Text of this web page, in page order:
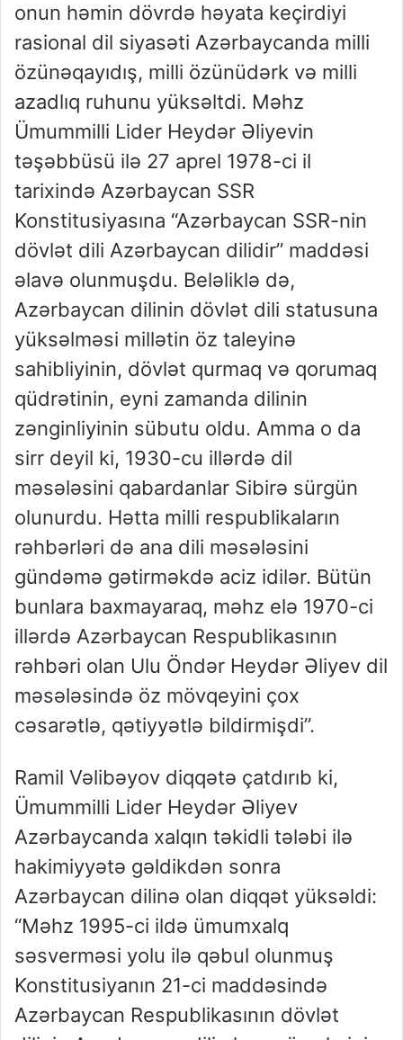
onun həmin dövrdə həyata keçirdiyi
rasional dil siyasəti Azərbaycanda milli
özünəqayıdış, milli özünüdərk və milli
azadlıq ruhunu yüksəltdi. Məhz
Ümummilli Lider Heydər Əliyevin
təşəbbüsü ilə 27 aprel 1978-ci il
tarixində Azərbaycan SSR
Konstitusiyasına “Azərbaycan SSR-nin
dövlət dili Azərbaycan dilidir” maddəsi
əlavə olunmuşdu. Beləliklə də,
Azərbaycan dilinin dövlət dili statusuna
yüksəlməsi millətin öz taleyinə
sahibliyinin, dövlət qurmaq və qorumaq
qüdrətinin, eyni zamanda dilinin
zənginliyinin sübutu oldu. Amma o da
sirr deyil ki, 1930-cu illərdə dil
məsələsini qabardanlar Sibirə sürgün
olunurdu. Hətta milli respublikaların
rəhbərləri də ana dili məsələsini
gündəmə gətirməkdə aciz idilər. Bütün
bunlara baxmayaraq, məhz elə 1970-ci
illərdə Azərbaycan Respublikasının
rəhbəri olan Ulu Öndər Heydər Əliyev dil
məsələsində öz mövqeyini çox
cəsarətlə, qətiyyətlə bildirmişdi”.
Ramil Vəlibəyov diqqətə çatdırıb ki,
Ümummilli Lider Heydər Əliyev
Azərbaycanda xalqın təkidli tələbi ilə
hakimiyyətə gəldikdən sonra
Azərbaycan dilinə olan diqqət yüksəldi:
“Məhz 1995-ci ildə ümumxalq
səsverməsi yolu ilə qəbul olunmuş
Konstitusiyanın 21-ci maddəsində
Azərbaycan Respublikasının dövlət